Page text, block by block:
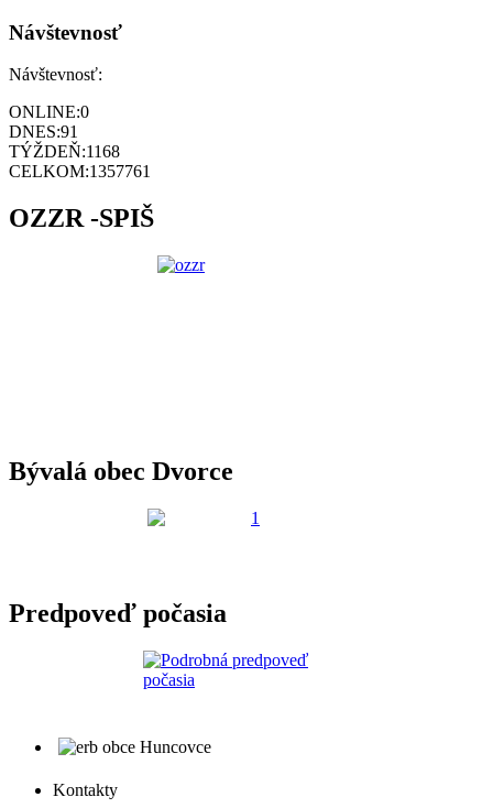
Návštevnosť
Návštevnosť:
ONLINE:0
DNES:91
TÝŽDEŇ:1168
CELKOM:1357761
OZZR -SPIŠ
Bývalá obec Dvorce
Predpoveď počasia
Kontakty